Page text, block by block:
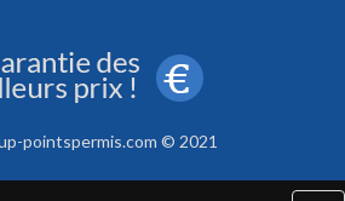
pointspermis.com © 2021